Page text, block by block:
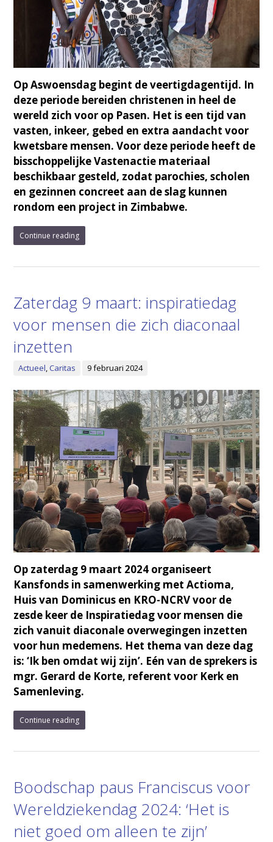
Op Aswoensdag begint de veertigdagentijd. In
deze periode bereiden christenen in heel de
wereld zich voor op Pasen. Het is een tijd van
vasten, inkeer, gebed en extra aandacht voor
kwetsbare mensen. Voor deze periode heeft de
bisschoppelijke Vastenactie materiaal
beschikbaar gesteld, zodat parochies, scholen
en gezinnen concreet aan de slag kunnen
rondom een project in Zimbabwe.
Continue reading
Zaterdag 9 maart: inspiratiedag
voor mensen die zich diaconaal
inzetten
Actueel,Caritas 9 februari 2024
Op zaterdag 9 maart 2024 organiseert
Kansfonds in samenwerking met Actioma,
Huis van Dominicus en KRO-NCRV voor de
zesde keer de Inspiratiedag voor mensen die
zich vanuit diaconale overwegingen inzetten
voor hun medemens. Het thema van deze dag
is: ‘Ik ben omdat wij zijn’. Eén van de sprekers is
mgr. Gerard de Korte, referent voor Kerk en
Samenleving.
Continue reading
Boodschap paus Franciscus voor
Wereldziekendag 2024: ‘Het is
niet goed om alleen te zijn’